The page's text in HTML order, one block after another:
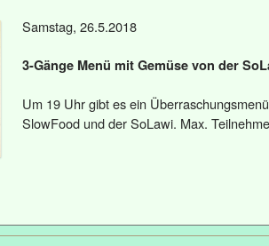
Samstag, 26.5.2018
3-Gänge Menü mit Gemüse von der
Um 19 Uhr gibt es ein
SlowFood und der SoLawi. Max.